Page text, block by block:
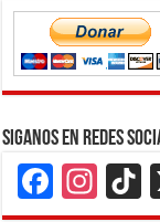
Siganos en Redes